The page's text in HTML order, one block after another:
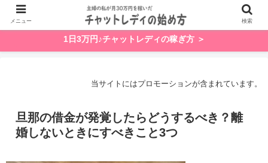
1日3万円♪チャットレディの稼ぎ方 ＞
当サイトにはプロモーションが含まれています。
旦那の借金が発覚したらどうするべき？離
婚しないときにすべきこと3つ
メニュー 検索